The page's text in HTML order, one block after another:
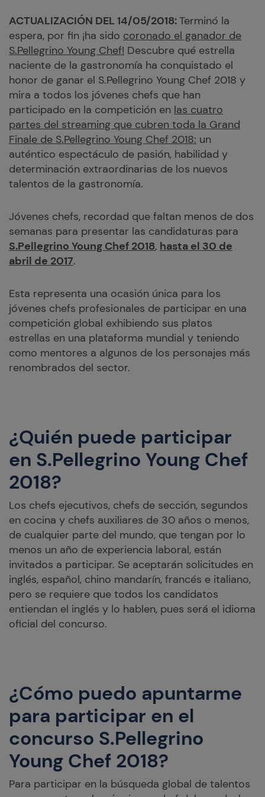
ACTUALIZACIÓN DEL 14/05/2018:Terminó la
espera, por fin ¡ha sido coronado el ganador de
S.Pellegrino Young Chef! Descubre qué estrella
naciente de la gastronomía ha conquistado el
honor de ganar el S.Pellegrino Young Chef 2018 y
mira a todos los jóvenes chefs que han
participado en la competición en las cuatro
partes del streaming que cubren toda la Grand
Finale de S.Pellegrino Young Chef 2018: un
auténtico espectáculo de pasión, habilidad y
determinación extraordinarias de los nuevos
talentos de la gastronomía.
Jóvenes chefs, recordad que faltan menos de dos
semanas para presentar las candidaturas para
S.Pellegrino Young Chef 2018, hasta el 30 de
abril de 2017.
Esta representa una ocasión única para los
jóvenes chefs profesionales de participar en una
competición global exhibiendo sus platos
estrellas en una plataforma mundial y teniendo
como mentores a algunos de los personajes más
renombrados del sector.
¿Quién puede participar
en S.Pellegrino Young Chef
2018?
Los chefs ejecutivos, chefs de sección, segundos
en cocina y chefs auxiliares de 30 años o menos,
de cualquier parte del mundo, que tengan por lo
menos un año de experiencia laboral, están
invitados a participar. Se aceptarán solicitudes en
inglés, español, chino mandarín, francés e italiano,
pero se requiere que todos los candidatos
entiendan el inglés y lo hablen, pues será el idioma
oficial del concurso.
¿Cómo puedo apuntarme
para participar en el
concurso S.Pellegrino
Young Chef 2018?
Para participar en la búsqueda global de talentos